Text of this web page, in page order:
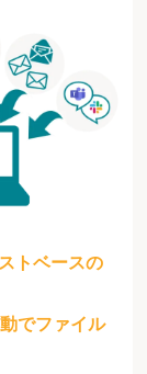
トベースの
でファイル